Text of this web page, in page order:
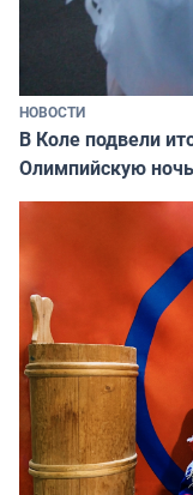
НОВОСТИ
В Коле подвели
Олимпийскую